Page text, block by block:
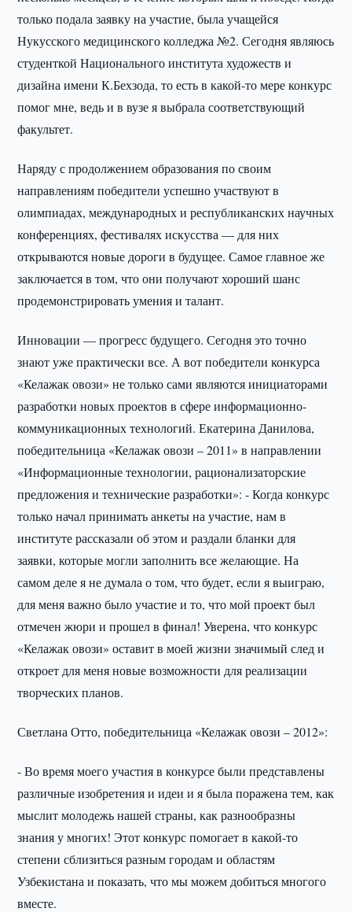
только подала заявку на участие, была учащейся
Нукусского медицинского колледжа №2. Сегодня являюсь
студенткой Национального института художеств и
дизайна имени К.Бехзода, то есть в какой-то мере конкурс
помог мне, ведь и в вузе я выбрала соответствующий
факультет.
Наряду с продолжением образования по своим
направлениям победители успешно участвуют в
олимпиадах, международных и республиканских научных
конференциях, фестивалях искусства — для них
открываются новые дороги в будущее. Самое главное же
заключается в том, что они получают хороший шанс
продемонстрировать умения и талант.
Инновации — прогресс будущего. Сегодня это точно
знают уже практически все. А вот победители конкурса
«Келажак овози» не только сами являются инициаторами
разработки новых проектов в сфере информационно-
коммуникационных технологий. Екатерина Данилова,
победительница «Келажак овози – 2011» в направлении
«Информационные технологии, рационализаторские
предложения и технические разработки»: - Когда конкурс
только начал принимать анкеты на участие, нам в
институте рассказали об этом и раздали бланки для
заявки, которые могли заполнить все желающие. На
самом деле я не думала о том, что будет, если я выиграю,
для меня важно было участие и то, что мой проект был
отмечен жюри и прошел в финал! Уверена, что конкурс
«Келажак овози» оставит в моей жизни значимый след и
откроет для меня новые возможности для реализации
творческих планов.
Светлана Отто, победительница «Келажак овози – 2012»:
- Во время моего участия в конкурсе были представлены
различные изобретения и идеи и я была поражена тем, как
мыслит молодежь нашей страны, как разнообразны
знания у многих! Этот конкурс помогает в какой-то
степени сблизиться разным городам и областям
Узбекистана и показать, что мы можем добиться многого
вместе.